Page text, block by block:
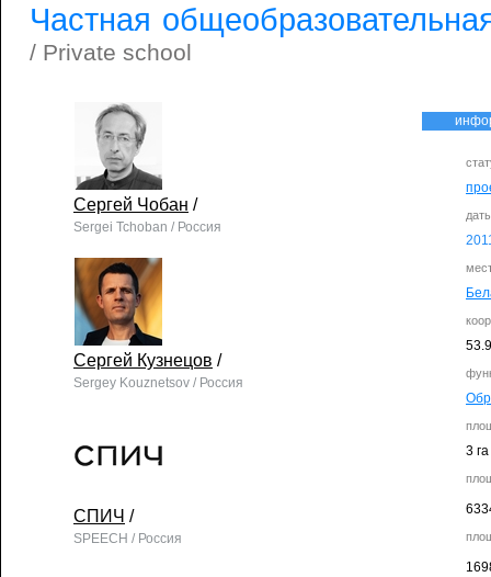
Частная
/ Private school
3 га
Сергей Чобан /
Sergei Tchoban / Россия
Сергей Кузнецов /
Sergey Kouznetsov / Россия
СПИЧ /
SPEECH / Россия